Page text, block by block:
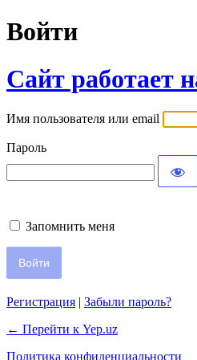
Войти
Сайт работает
Имя пользователя или email
Пароль
Запомнить меня
Регистрация | Забыли пароль?
← Перейти к Yep.uz
Политика конфиденциальности